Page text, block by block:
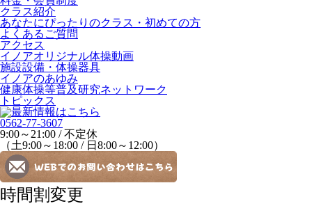
クラス紹介
あなたにぴったりのクラス・初めての方
よくあるご質問
アクセス
イノアオリジナル体操動画
施設設備・体操器具
イノアのあゆみ
健康体操等普及研究ネットワーク
トピックス
0562-77-3607
9:00～21:00 / 不定休
（土9:00～18:00 / 日8:00～12:00）
時間割変更